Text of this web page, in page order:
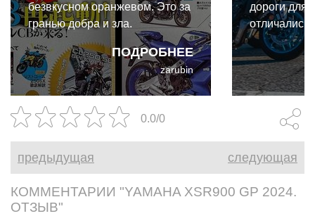
ПОДРОБНЕЕ
безвкусном оранжевом. Это за
гранью добра и зла.
zarubin
дороги для
перегонов
трассе и
приятных
Yamaha
Hornet
0.0/0
предыдущая следующая
КОММЕНТАРИИ "YAMAHA XSR900 GP 2024.
ОТЗЫВ"